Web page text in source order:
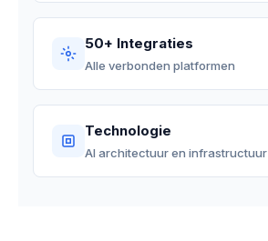
50+ Integraties
Alle verbonden platformen
Technologie
AI architectuur en infrastructuur